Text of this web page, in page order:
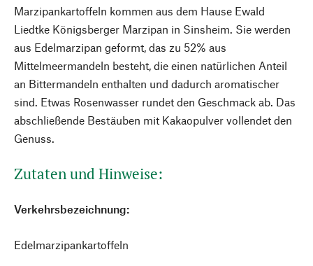
Marzipankartoffeln kommen aus dem Hause Ewald
Liedtke Königsberger Marzipan in Sinsheim. Sie werden
aus Edelmarzipan geformt, das zu 52% aus
Mittelmeermandeln besteht, die einen natürlichen Anteil
an Bittermandeln enthalten und dadurch aromatischer
sind. Etwas Rosenwasser rundet den Geschmack ab. Das
abschließende Bestäuben mit Kakaopulver vollendet den
Genuss.
Zutaten und Hinweise:
Verkehrsbezeichnung:
Edelmarzipankartoffeln